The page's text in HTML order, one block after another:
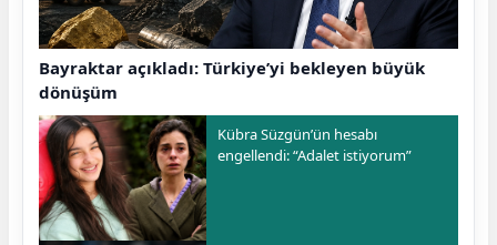
Bayraktar açıkladı: Türkiye’yi bekleyen büyük
dönüşüm
Kübra Süzgün’ün hesabı
engellendi: “Adalet istiyorum”